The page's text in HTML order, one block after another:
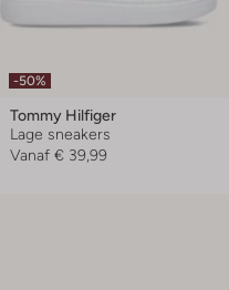
-50%
Tommy Hilfiger
Lage sneakers
Vanaf € 39,99